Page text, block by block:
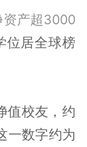
资产超3000
位居全球榜
值校友，约
一数字约为